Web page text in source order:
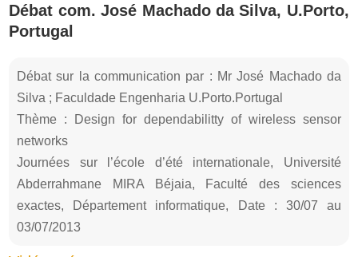
Débat com. José Machado da Silva, U.Porto,
Portugal
Débat sur la communication par : Mr José Machado da
Silva ; Faculdade Engenharia U.Porto.Portugal
Thème : Design for dependabilitty of wireless sensor
networks
Journées sur l’école d’été internationale, Université
Abderrahmane MIRA Béjaia, Faculté des sciences
exactes, Département informatique, Date : 30/07 au
03/07/2013